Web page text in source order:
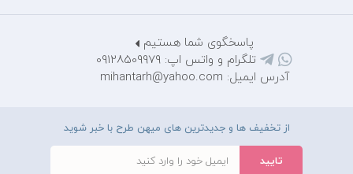
پاسخگوی شما هستیم
تلگرام و واتس اپ: 09128509979
آدرس ایمیل: mihantarh@yahoo.com
از تخفیف ها و جدیدترین های میهن طرح با خبر شوید